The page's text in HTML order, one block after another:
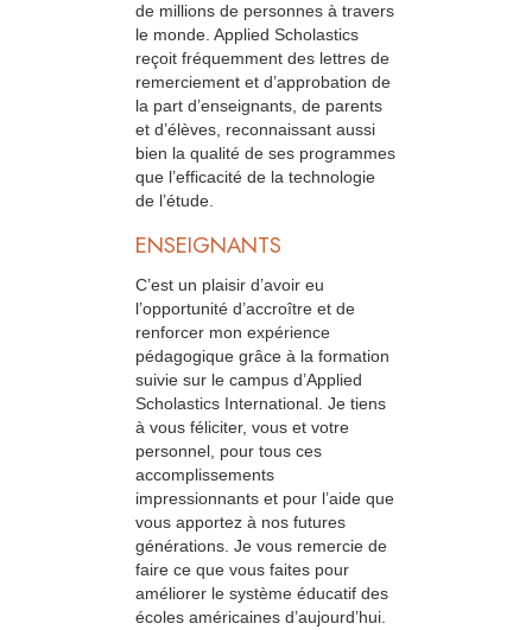
de millions de personnes à travers
le monde. Applied Scholastics
reçoit fréquemment des lettres de
remerciement et d’approbation de
la part d’enseignants, de parents
et d’élèves, reconnaissant aussi
bien la qualité de ses programmes
que l’efficacité de la technologie
de l’étude.
ENSEIGNANTS
C’est un plaisir d’avoir eu
l’opportunité d’accroître et de
renforcer mon expérience
pédagogique grâce à la formation
suivie sur le campus d’Applied
Scholastics International. Je tiens
à vous féliciter, vous et votre
personnel, pour tous ces
accomplissements
impressionnants et pour l’aide que
vous apportez à nos futures
générations. Je vous remercie de
faire ce que vous faites pour
améliorer le système éducatif des
écoles américaines d’aujourd’hui.